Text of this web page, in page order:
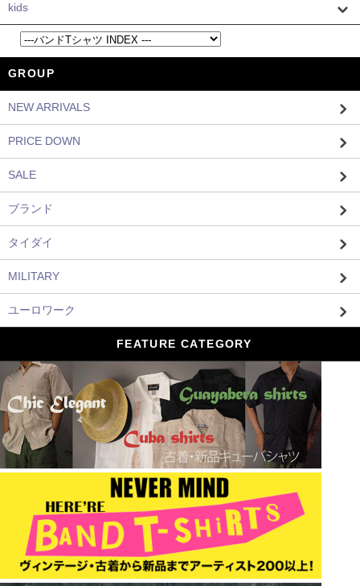
kids
GROUP
NEW ARRIVALS
PRICE DOWN
SALE
ブランド
タイダイ
MILITARY
ユーロワーク
FEATURE CATEGORY